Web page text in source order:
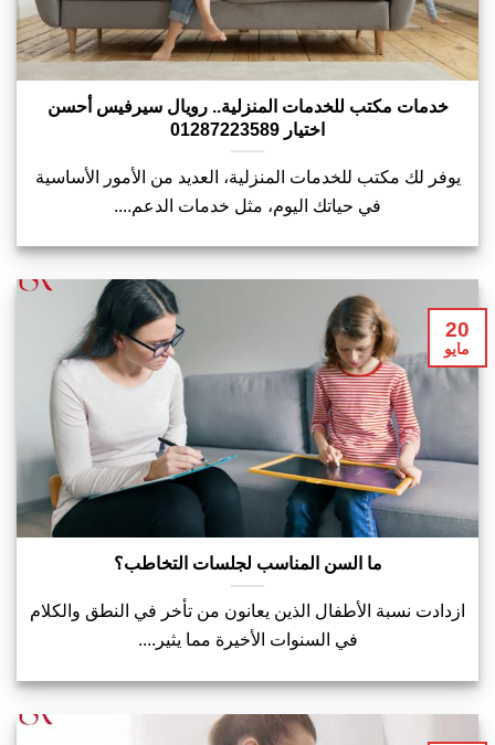
خدمات مكتب للخدمات المنزلية.. رويال سيرفيس أحسن
اختيار 01287223589
يوفر لك مكتب للخدمات المنزلية، العديد من الأمور الأساسية
في حياتك اليوم، مثل خدمات الدعم....
ما السن المناسب لجلسات التخاطب؟
ازدادت نسبة الأطفال الذين يعانون من تأخر في النطق والكلام
في السنوات الأخيرة مما يثير....
20
مايو